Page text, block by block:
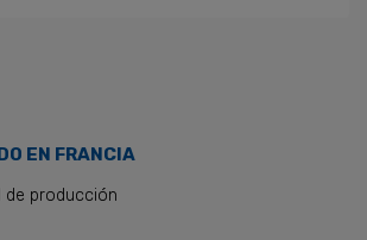
EN FRANCIA
de producción